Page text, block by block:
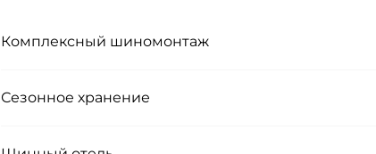
Комплексный шиномонтаж
Сезонное хранение